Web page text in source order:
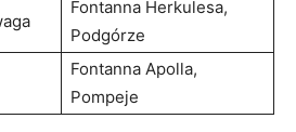
Fontanna Herkulesa,
Podgórze
Fontanna Apolla,
Pompeje